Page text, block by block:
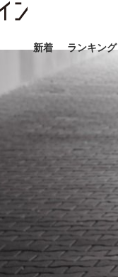
新着 ランキング
スクープ
トーキョー滞在記》
おすす
#藤田晋
#玉木